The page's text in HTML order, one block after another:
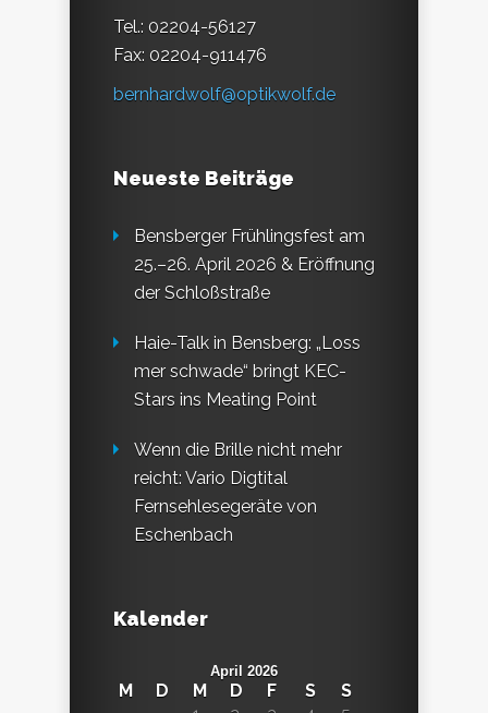
Tel.: 02204-56127
Fax: 02204-911476
bernhardwolf@optikwolf.de
Neueste Beiträge
Bensberger Frühlingsfest am
25.–26. April 2026 & Eröffnung
der Schloßstraße
Haie-Talk in Bensberg: „Loss
mer schwade“ bringt KEC-
Stars ins Meating Point
Wenn die Brille nicht mehr
reicht: Vario Digtital
Fernsehlesegeräte von
Eschenbach
Kalender
April 2026
M D M D F S
S